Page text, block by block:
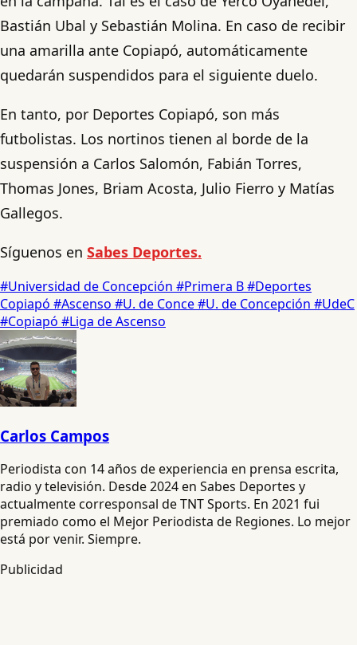
Bastián Ubal y Sebastián Molina. En caso de recibir
una amarilla ante Copiapó, automáticamente
quedarán suspendidos para el siguiente duelo.
En tanto, por Deportes Copiapó, son más
futbolistas. Los nortinos tienen al borde de la
suspensión a Carlos Salomón, Fabián Torres,
Thomas Jones, Briam Acosta, Julio Fierro y Matías
Gallegos.
Síguenos en Sabes Deportes.
#Universidad de Concepción #Primera B#Deportes
Copiapó #Ascenso #U. de Conce#U. de Concepción #UdeC
#Copiapó #Liga de Ascenso
Carlos Campos
Periodista con 14 años de experiencia en prensa escrita,
radio y televisión. Desde 2024 en Sabes Deportes y
actualmente corresponsal de TNT Sports. En 2021 fui
premiado como el Mejor Periodista de Regiones. Lo mejor
está por venir. Siempre.
Publicidad